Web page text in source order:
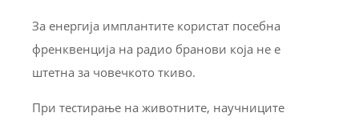
За енергија имплантите користат посебна
френквенција на радио бранови која не е
штетна за човечкото ткиво.
При тестирање на животните, научниците